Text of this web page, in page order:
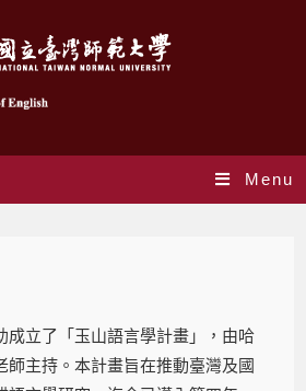
Menu
成立了「玉山語言學計畫」，由哈
師主持。本計畫旨在推動臺灣及國